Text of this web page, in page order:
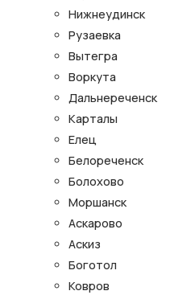
Нижнеудинск
Рузаевка
Вытегра
Воркута
Дальнереченск
Карталы
Елец
Белореченск
Болохово
Моршанск
Аскарово
Аскиз
Боготол
Ковров